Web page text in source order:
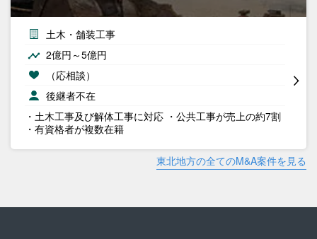
土木・舗装工事
2億円～5億円
（応相談）
後継者不在
・土木工事及び解体工事に対応 ・公共工事が売上の約7割
・有資格者が複数在籍
東北地方の全てのM&A案件を見る